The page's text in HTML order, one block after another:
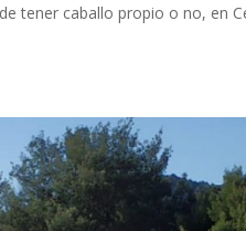
tener caballo propio o no, en